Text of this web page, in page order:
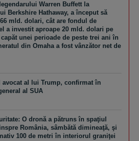
Warren Buffett la
Berkshire Hathaway, a început să
mld. dolari, cât are fondul de
a investit aproape 20 mld. dolari pe
unei perioade de peste trei ani în
din Omaha a fost vânzător net de
avocat al lui Trump, confirmat în
al SUA
O dronă a pătruns în spaţiul
România, sâmbătă dimineaţă, şi
100 de metri în interiorul graniţei